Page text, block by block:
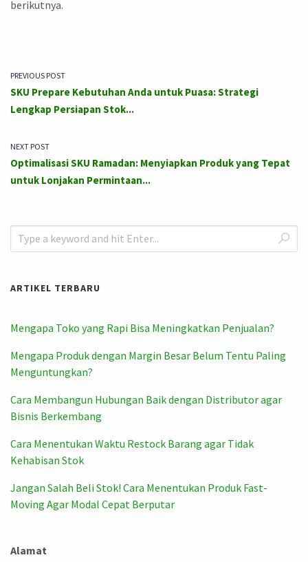
berikutnya.
PREVIOUS POST
SKU Prepare Kebutuhan Anda untuk Puasa: Strategi
Lengkap Persiapan Stok...
NEXT POST
Optimalisasi SKU Ramadan: Menyiapkan Produk yang Tepat
untuk Lonjakan Permintaan...
ARTIKEL TERBARU
Mengapa Toko yang Rapi Bisa Meningkatkan Penjualan?
Mengapa Produk dengan Margin Besar Belum Tentu Paling
Menguntungkan?
Cara Membangun Hubungan Baik dengan Distributor agar
Bisnis Berkembang
Cara Menentukan Waktu Restock Barang agar Tidak
Kehabisan Stok
Jangan Salah Beli Stok! Cara Menentukan Produk Fast-
Moving Agar Modal Cepat Berputar
Alamat